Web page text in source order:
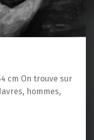
cm On trouve sur
hommes,